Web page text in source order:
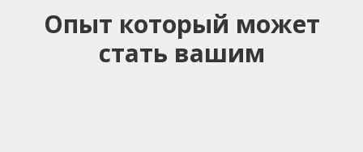
Опыт который может
стать вашим